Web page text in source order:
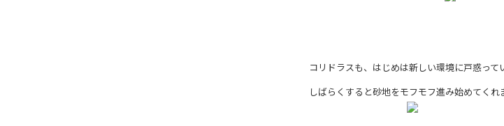
コリドラスも、はじめは新しい環境に戸惑って
しばらくすると砂地をモフモフ進み始めてくれ